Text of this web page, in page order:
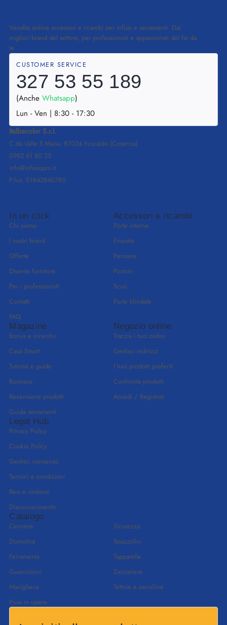
Vendita online accessori e ricambi per infissi e serramenti. Dai
migliori brand del settore, per professionisti e appassionati del fai da
te
CUSTOMER SERVICE
327 53 55 189
(AncheWhatsapp)
Lun - Ven | 8:30 - 17:30
Italbacolor S.r.l.
C.da Valle S.Maria, 87024 Fuscaldo (Cosenza)
0982 61 80 25
info@infissopro.it
P.Iva: 01842840785
In un click
Chi siamo
I nostri brand
Offerte
Diventa fornitore
Per i professionisti
Contatti
FAQ
Accessori e ricambi
Porte interne
Finestre
Persiane
Portoni
Scuri
Porte blindate
Magazine
Bonus e incentivi
Casa Smart
Tutorial e guide
Business
Recensione prodotti
Guida serramenti
Negozio online
Traccia i tuoi ordini
Gestisci indirizzi
I tuoi prodotti preferiti
Confronta prodotti
Accedi / Registrati
Legal Hub
Privacy Policy
Cookie Policy
Gestisci consenso
Termini e condizioni
Resi e rimborsi
Disconoscimento
Catalogo
Cerniere
Domotica
Ferramenta
Guarnizioni
Maniglieria
Posa in opera
Sicurezza
Spazzolini
Tapparelle
Zanzariere
Tettoie e pensiline